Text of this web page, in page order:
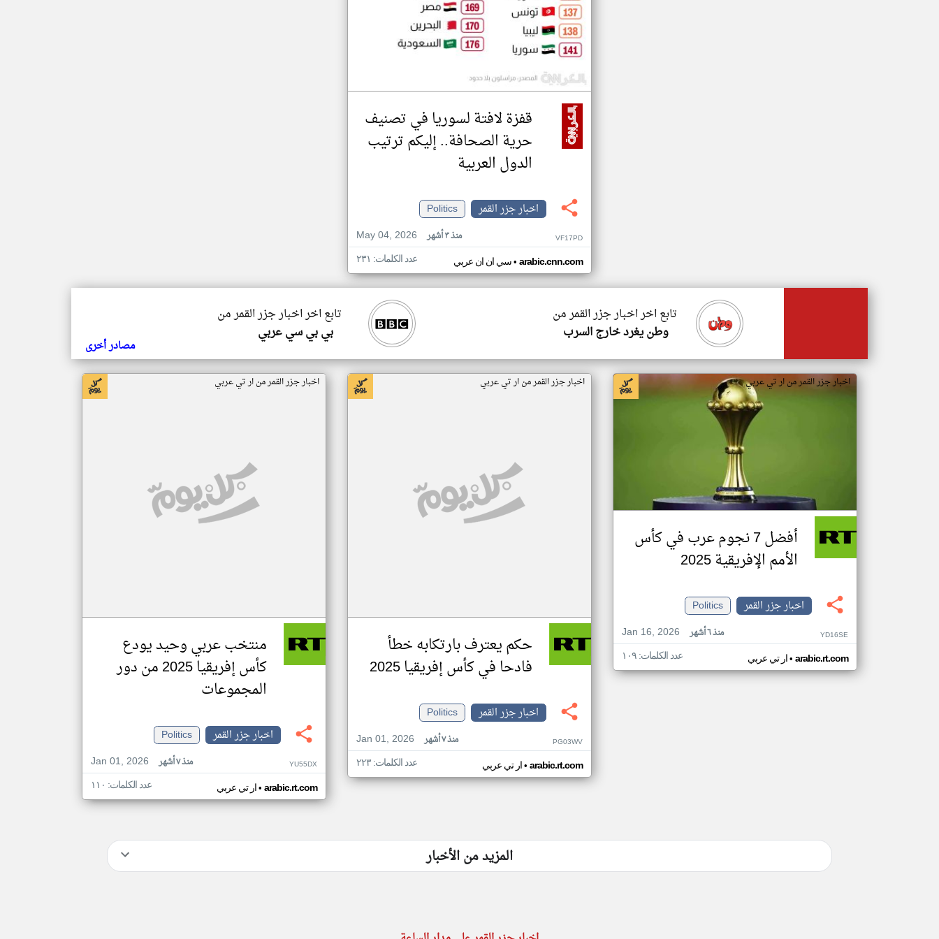
قفزة لافتة لسوريا في تصنيف
حرية الصحافة.. إليكم ترتيب
الدول العربية
اخبار جزر القمر
Politics
May 04, 2026
منذ ٣ أشهر VF17PD
سي ان ان عربي• arabic.cnn.com عدد الكلمات: ٢٣١
تابع اخر اخبار جزر القمر من
بي بي سي عربي
تابع اخر اخبار جزر القمر من
وطن يغرد خارج السرب
مصادر أخرى
اخبار جزر القمر من ار تي عربي
أفضل 7 نجوم عرب في كأس
الأمم الإفريقية 2025
اخبار جزر القمر
Politics
Jan 16, 2026
منذ ٦ أشهر YD16SE
ار تي عربي• arabic.rt.com عدد الكلمات: ١٠٩
اخبار جزر القمر من ار تي عربي
حكم يعترف بارتكابه خطأ
فادحا في كأس إفريقيا 2025
اخبار جزر القمر
Politics
Jan 01, 2026
منذ ٧ أشهر PG03WV
ار تي عربي• arabic.rt.com عدد الكلمات: ٢٢٣
اخبار جزر القمر من ار تي عربي
منتخب عربي وحيد يودع
كأس إفريقيا 2025 من دور
المجموعات
اخبار جزر القمر
Politics
Jan 01, 2026
منذ ٧ أشهر YU55DX
ار تي عربي• arabic.rt.com عدد الكلمات: ١١٠
المزيد من الأخبار